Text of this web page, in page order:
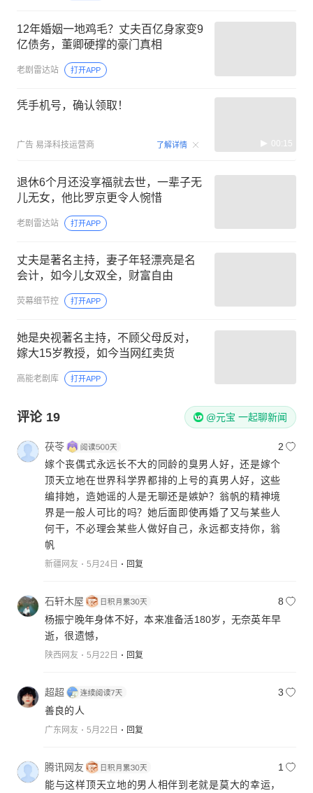
12年婚姻一地鸡毛？丈夫百亿身家变9
亿债务，董卿硬撑的豪门真相
老剧雷达站 打开APP
凭手机号，确认领取！
广告 易泽科技运营商 了解详情 00:15
退休6个月还没享福就去世，一辈子无
儿无女，他比罗京更令人惋惜
老剧雷达站 打开APP
丈夫是著名主持，妻子年轻漂亮是名
会计，如今儿女双全，财富自由
荧幕细节控 打开APP
她是央视著名主持，不顾父母反对，
嫁大15岁教授，如今当网红卖货
高能老剧库 打开APP
评论 19 @元宝 一起聊新闻
茯苓
2
嫁个丧偶式永远长不大的同龄的臭男人好，还是嫁个
顶天立地在世界科学界都排的上号的真男人好，这些
编排她，造她谣的人是无聊还是嫉妒？翁帆的精神境
界是一般人可比的吗？她后面即使再婚了又与某些人
何干，不必理会某些人做好自己，永远都支持你，翁
帆
新疆网友 5月24日 回复
石轩木屋
8
杨振宁晚年身体不好，本来准备活180岁，无奈英年早
逝，很遗憾，
陕西网友 5月22日 回复
超超
3
善良的人
广东网友 5月22日 回复
腾讯网友
1
能与这样顶天立地的男人相伴到老就是莫大的幸运，